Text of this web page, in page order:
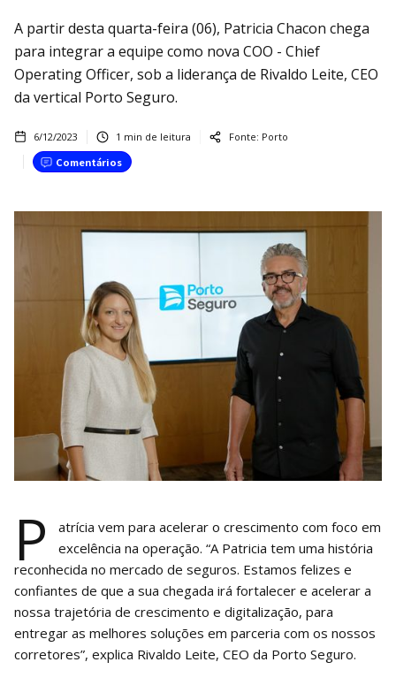
A partir desta quarta-feira (06), Patricia Chacon chega
para integrar a equipe como nova COO - Chief
Operating Officer, sob a liderança de Rivaldo Leite, CEO
da vertical Porto Seguro.
6/12/2023 1 min de leitura Fonte: Porto
Comentários
P
atrícia vem para acelerar o crescimento com foco em
excelência na operação. “A Patricia tem uma história
reconhecida no mercado de seguros. Estamos felizes e
confiantes de que a sua chegada irá fortalecer e acelerar a
nossa trajetória de crescimento e digitalização, para
entregar as melhores soluções em parceria com os nossos
corretores”, explica Rivaldo Leite, CEO da Porto Seguro.